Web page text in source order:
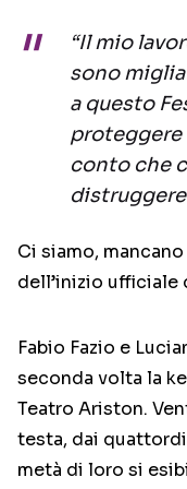
“Il mio
sono
a questo
proteggere
conto che
Ci siamo,
dell’inizio ufficiale
Fabio Fazio e
seconda volta la
Teatro Ariston.
testa, dai
metà di loro si